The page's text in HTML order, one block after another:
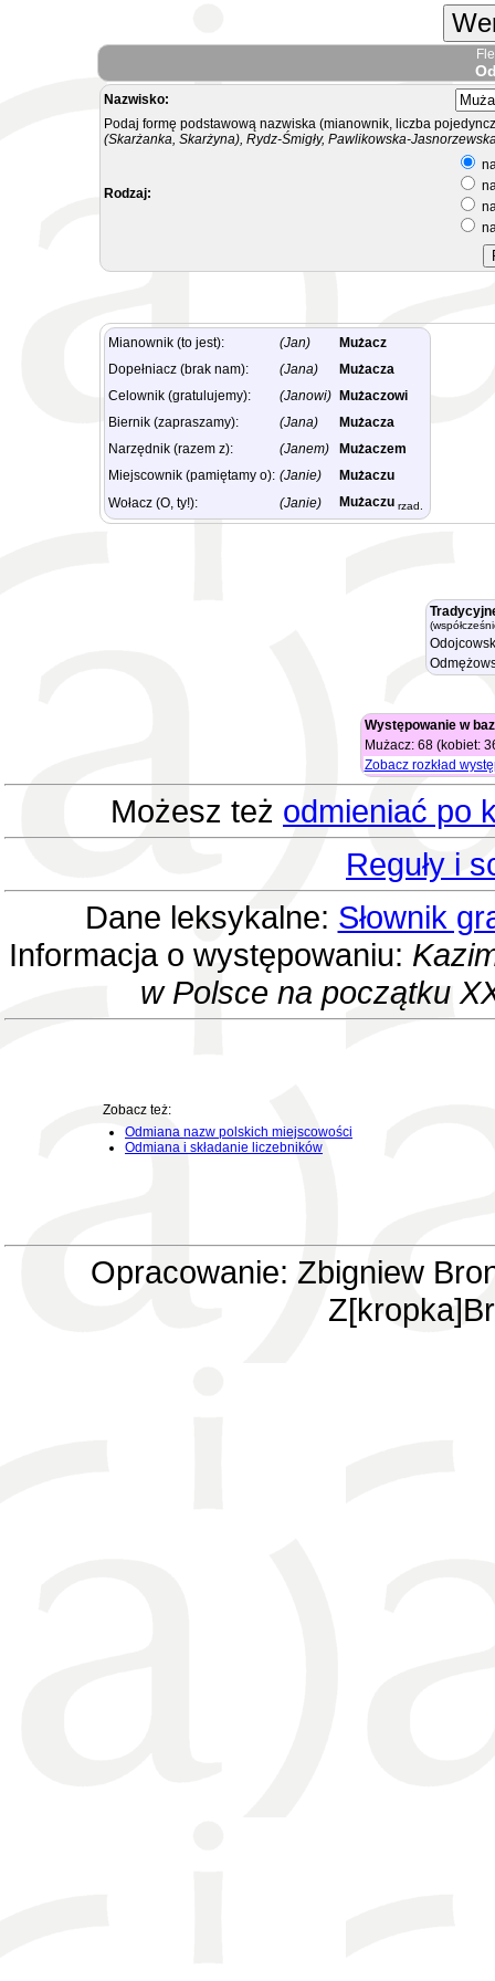
Nazwisko:
Podaj formę podstawową nazwiska (mianownik, liczba
(Skarżanka, Skarżyna), Rydz-Śmigły, Pawlikowska-
Rodzaj:
Mianownik (to jest): (Jan)
Mużacz
Dopełniacz (brak nam):
(Jana)
Mużacza
Celownik (gratulujemy):
(Janowi)
Mużaczowi
Biernik (zapraszamy):
(Jana)
Mużacza
Narzędnik (razem z):
(Janem)
Mużaczem
Miejscownik (pamiętamy o): (Janie)
Mużaczu
Wołacz (O, ty!):
(Janie) Mużaczu rzad.
Występowanie w
Mużacz: 68 (kobiet:
Zobacz rozkład
Możesz też odmieniać po
Reguły i
Dane leksykalne: Słownik
Informacja o występowaniu:
w Polsce na początku
Zobacz też:
Odmiana nazw polskich miejscowości
Odmiana i składanie liczebników
Opracowanie: Zbigniew